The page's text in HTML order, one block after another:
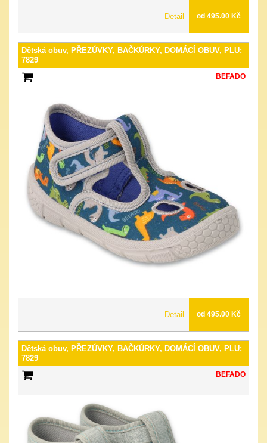
Detail od 495.00 Kč
Dětská obuv, PŘEZŮVKY, BAČKŮRKY, DOMÁCÍ OBUV, PLU:
7829
BEFADO
Detail od 495.00 Kč
Dětská obuv, PŘEZŮVKY, BAČKŮRKY, DOMÁCÍ OBUV, PLU:
7829
BEFADO